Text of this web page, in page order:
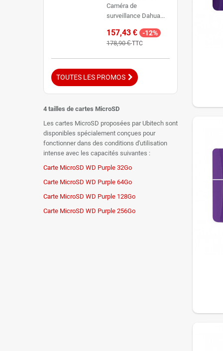
Caméra de
surveillance Dahua...
157,43 € -12%
178,90 €TTC
TOUTES LES PROMOS
4 tailles de cartes MicroSD
Les cartes MicroSD proposées par Ubitech sont
disponibles spécialement conçues pour
fonctionner dans des conditions d'utilisation
intense avec les capacités suivantes :
Carte MicroSD WD Purple 32Go
Carte MicroSD WD Purple 64Go
Carte MicroSD WD Purple 128Go
Carte MicroSD WD Purple 256Go